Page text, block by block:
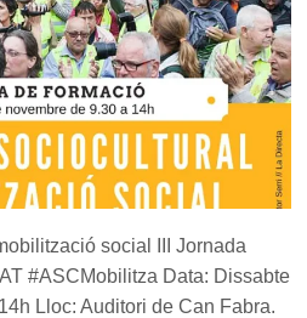
social III Jornada
#ASCMobilitza Data: Dissabte
Lloc: Auditori de Can Fabra.